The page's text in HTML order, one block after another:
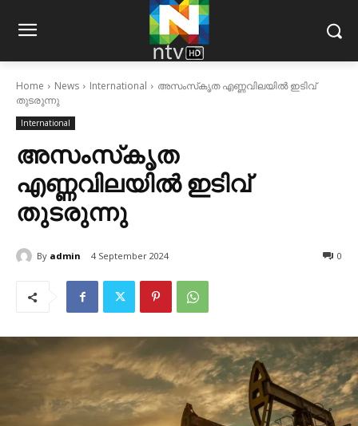
Home News International
അസംസ്‌കൃത എണ്ണവിലയില്‍ ഇടിവ്
തുടരുന്നു
International
അസംസ്‌കൃത
എണ്ണവിലയില്‍ ഇടിവ്
തുടരുന്നു
By admin 4 September 2024 0